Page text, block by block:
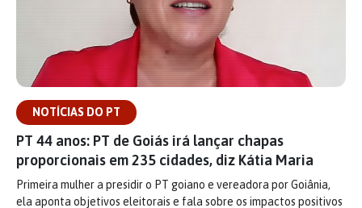
NOTÍCIAS DO PT
PT 44 anos: PT de Goiás irá lançar chapas
proporcionais em 235 cidades, diz Kátia Maria
Primeira mulher a presidir o PT goiano e vereadora por Goiânia,
ela aponta objetivos eleitorais e fala sobre os impactos positivos